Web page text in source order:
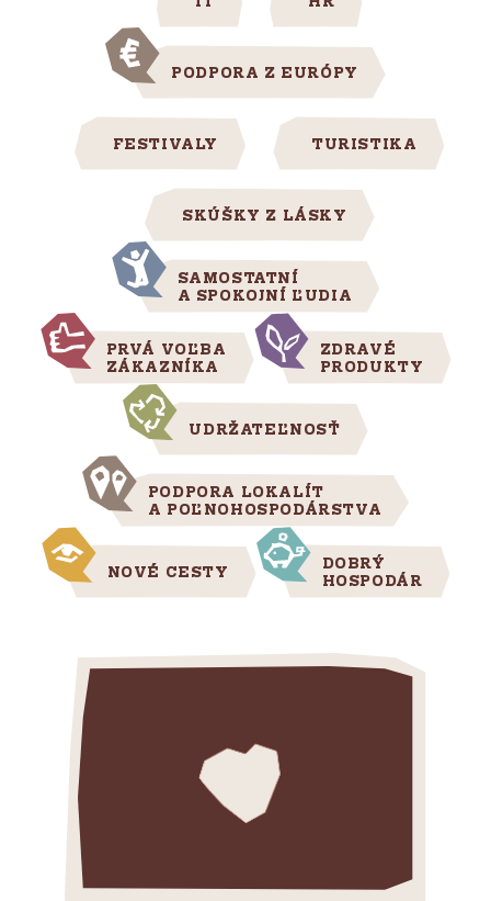
PODPORA Z EURÓPY
FESTIVALY TURISTIKA
SKÚŠKY Z LÁSKY
SAMOSTATNÍ
A SPOKOJNÍ ĽUDIA
PRVÁ VOĽBA
ZÁKAZNÍKA
ZDRAVÉ
PRODUKTY
UDRŽATEĽNOSŤ
PODPORA LOKALÍT
A POĽNOHOSPODÁRSTVA
NOVÉ CESTY
DOBRÝ
HOSPODÁR